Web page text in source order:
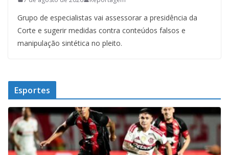
Grupo de especialistas vai assessorar a presidência da
Corte e sugerir medidas contra conteúdos falsos e
manipulação sintética no pleito.
Esportes